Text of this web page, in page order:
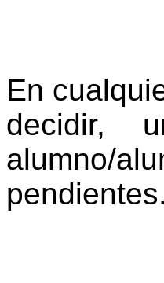
En
decidir,
alumno/
pendientes.